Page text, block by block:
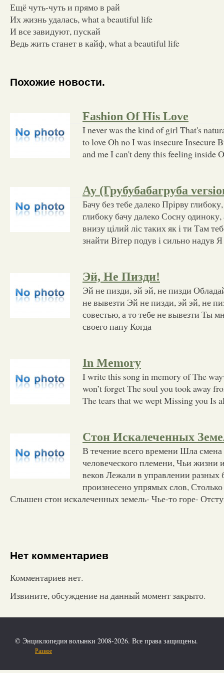
Ещё чуть-чуть и прямо в рай
Их жизнь удалась, what a beautiful life
И все завидуют, пускай
Ведь жить станет в кайф, what a beautiful life
Похожие новости.
Fashion Of His Love
I never was the kind of girl That's
to love Oh no I was insecure Insecure
and me I can't deny this feeling inside
Ау (Грубубабагруба
Бачу без тебе далеко Прірву
глибоку бачу далеко Сосну
внизу цілий ліс таких як і ти Там
знайти Вітер подув і сильно надув Я
Эй, Не Пизди!
Эй не пизди, эй эй, не пизди
не вывезти Эй не пизди, эй эй, не
совестью, а то тебе не вывезти Ты
своего папу Когда
In Memory
I write this song in memory of The
won’t forget The soul you took away
The tears that we wept Missing you Is
Стон Искалеченных
В течение всего времени Шла
человеческого племени, Чьи жизни
веков Лежали в управлении разных
произнесено упрямых слов,
Слышен стон искалеченных земель- Чье-то горе-
Нет комментариев
Комментариев нет.
Извините, обсуждение на данный момент закрыто.
© Энциклопедия волынки 2008-2026. Все права защищены.
Разное